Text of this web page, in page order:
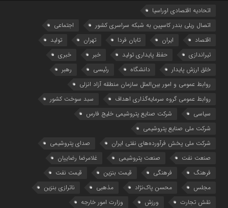
اتحادیه اقتصادی اوراسیا
اتصال ریلی بندر کاسپین به شبکه سراسری کشور
اجتماعی
اقتصاد
ایران تابان فردا تهران
تولید
تیراندازی
حفظ پایداری تولید خبر
خبری
خلق ارزش پایدار
دانشگاه رئیسی
رهبر
روابط عمومی و امور بین‌الملل سازمان منطقه آزاد انزلی
روابط عمومی گروه سرمایه‌گذاری اهداف
سبد سوخت کشور
سیاسی
شرکت صنایع پتروشیمی خلیج فارس
شرکت ملی صنایع پتروشیمی
شرکت ملی پخش فرآورده‌های نفتی ایران
صدای پتروشیمی
صنعت نفت
صنعت پتروشیمی
غلامرضا رضاییان
فرهنگ
فرهنگی قیمت بنزین
قیمت نفت
مجلس
محسن پاک‌نژاد مذهبی
ناترازی بنزین
نقش تجارت
ورزش وزارت امور خارجه